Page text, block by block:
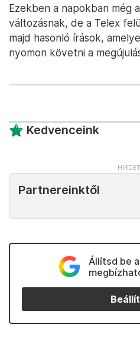
Ezekben a napokban még
változásnak, de a Telex
majd hasonló írások,
nyomon követni a
Kedvenceink
Partnereinktől
Állítsd be